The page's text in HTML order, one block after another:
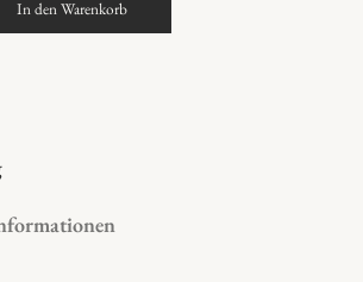
In den Warenkorb